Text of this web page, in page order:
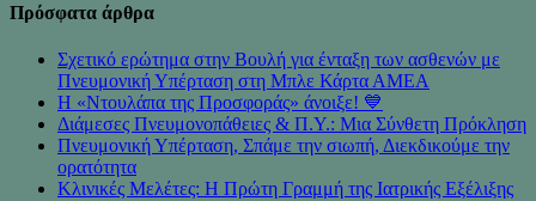
Πρόσφατα άρθρα
Σχετικό ερώτημα στην Βουλή για ένταξη των ασθενών με
Πνευμονική Υπέρταση στη Μπλε Κάρτα ΑΜΕΑ
Η «Ντουλάπα της Προσφοράς» άνοιξε! 💙
Διάμεσες Πνευμονοπάθειες & Π.Υ.: Μια Σύνθετη Πρόκληση
Πνευμονική Υπέρταση, Σπάμε την σιωπή, Διεκδικούμε την
ορατότητα
Κλινικές Μελέτες: Η Πρώτη Γραμμή της Ιατρικής Εξέλιξης